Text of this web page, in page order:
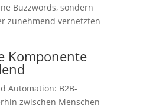
Buzzwords, sondern
zunehmend vernetzten
Komponente
Automation: B2B-
zwischen Menschen